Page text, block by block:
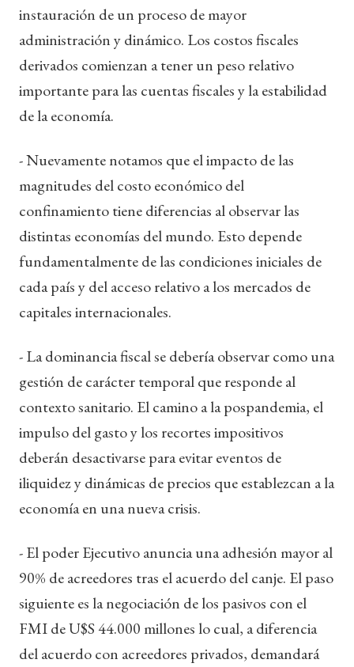
instauración de un proceso de mayor
administración y dinámico. Los costos fiscales
derivados comienzan a tener un peso relativo
importante para las cuentas fiscales y la estabilidad
de la economía.
- Nuevamente notamos que el impacto de las
magnitudes del costo económico del
confinamiento tiene diferencias al observar las
distintas economías del mundo. Esto depende
fundamentalmente de las condiciones iniciales de
cada país y del acceso relativo a los mercados de
capitales internacionales.
- La dominancia fiscal se debería observar como una
gestión de carácter temporal que responde al
contexto sanitario. El camino a la pospandemia, el
impulso del gasto y los recortes impositivos
deberán desactivarse para evitar eventos de
iliquidez y dinámicas de precios que establezcan a la
economía en una nueva crisis.
- El poder Ejecutivo anuncia una adhesión mayor al
90% de acreedores tras el acuerdo del canje. El paso
siguiente es la negociación de los pasivos con el
FMI de U$S 44.000 millones lo cual, a diferencia
del acuerdo con acreedores privados, demandará